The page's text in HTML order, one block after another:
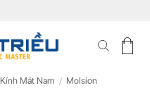
Kính Mát Nam / Molsion